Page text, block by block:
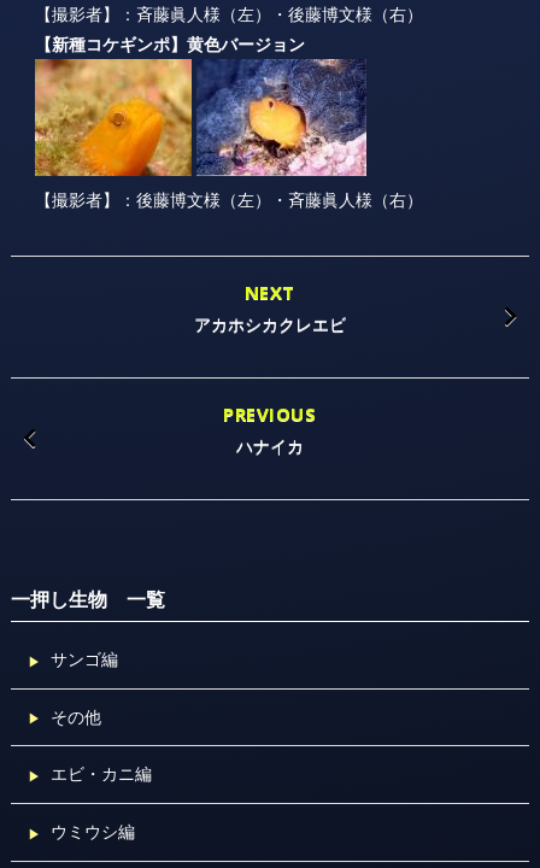
【撮影者】：斉藤眞人様（左）・後藤博文様（右）
【新種コケギンポ】黄色バージョン
【撮影者】：後藤博文様（左）・斉藤眞人様（右）
NEXT
アカホシカクレエビ
PREVIOUS
ハナイカ
一押し生物 一覧
サンゴ編
その他
エビ・カニ編
ウミウシ編